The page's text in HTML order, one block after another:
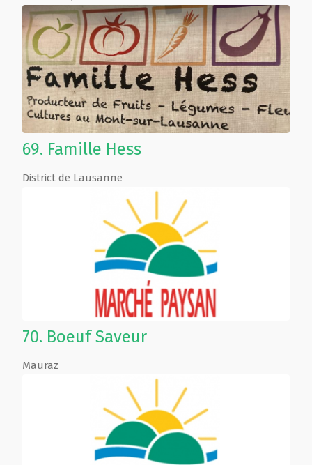
69. Famille Hess
District de Lausanne
70. Boeuf Saveur
Mauraz